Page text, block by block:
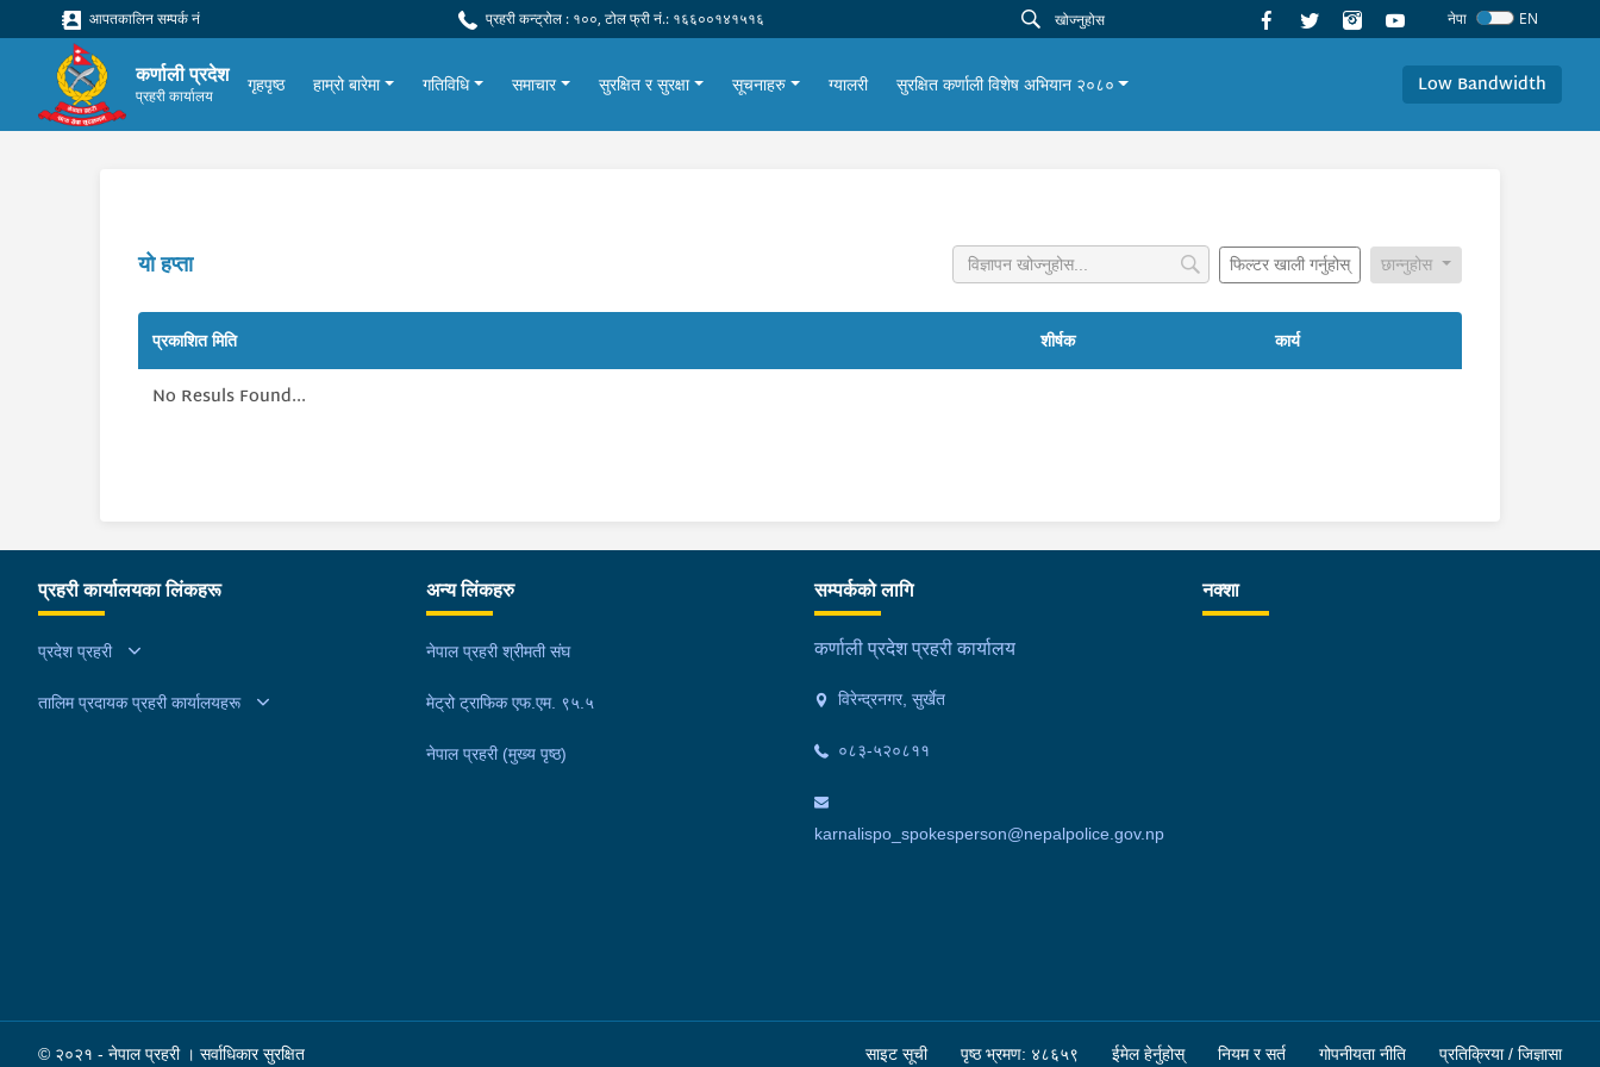
आपतकालिन सम्पर्क नं प्रहरी कन्ट्रोल : १००, टोल फ्री नं.: १६६००१४१५१६ नेपा EN
कर्णाली प्रदेश
प्रहरी कार्यालय
गृहपृष्ठ हाम्रो बारेमा गतिविधि समाचार सुरक्षित र सुरक्षा सूचनाहरु ग्यालरी सुरक्षित कर्णाली विशेष अभियान २०८० Low Bandwidth
यो हप्ता फिल्टर खाली गर्नुहोस् छान्नुहोस
प्रकाशित मिति शीर्षक कार्य
No Resuls Found...
प्रहरी कार्यालयका लिंकहरू
प्रदेश प्रहरी
तालिम प्रदायक प्रहरी कार्यालयहरू
अन्य लिंकहरु
नेपाल प्रहरी श्रीमती संघ
मेट्रो ट्राफिक एफ.एम. ९५.५
नेपाल प्रहरी (मुख्य पृष्ठ)
सम्पर्कको लागि
कर्णाली प्रदेश प्रहरी कार्यालय
विरेन्द्रनगर, सुर्खेत
०८३-५२०८११
karnalispo_spokesperson@nepalpolice.gov.np
नक्शा
© २०२१ - नेपाल प्रहरी । सर्वाधिकार सुरक्षित साइट सूची पृष्ठ भ्रमण: ४८६५९ ईमेल हेर्नुहोस् नियम र सर्त गोपनीयता नीति प्रतिक्रिया / जिज्ञासा